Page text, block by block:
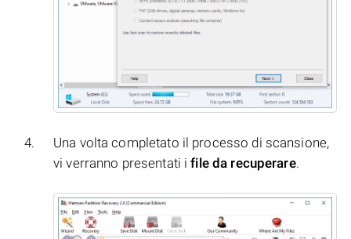
Una volta completato il processo di scansione,
vi verranno presentati ifile da recuperare.